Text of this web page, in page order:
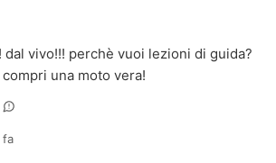
dal vivo!!! perchè vuoi lezioni di guida?
una moto vera!
fa